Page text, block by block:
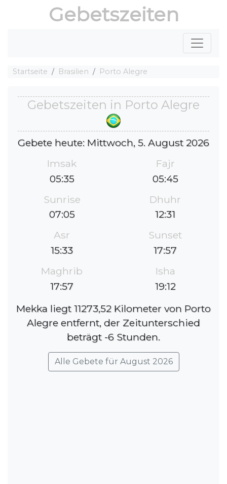
Gebetszeiten
Startseite Brasilien Porto Alegre
Gebetszeiten in Porto Alegre
Gebete heute: Mittwoch, 5. August 2026
Imsak
05:35
Fajr
05:45
Sunrise
07:05
Dhuhr
12:31
Asr
15:33
Sunset
17:57
Maghrib
17:57
Isha
19:12
Mekka liegt 11273,52 Kilometer von Porto
Alegre entfernt, der Zeitunterschied
beträgt -6 Stunden.
Alle Gebete für August 2026